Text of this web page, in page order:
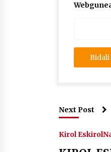
Next Post
Kirol Eskirol